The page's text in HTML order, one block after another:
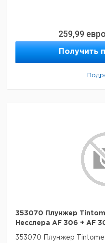
259,99 евро
Получить
353070 Плунжер
Несслера AF 306 + AF
353070 Плунжер